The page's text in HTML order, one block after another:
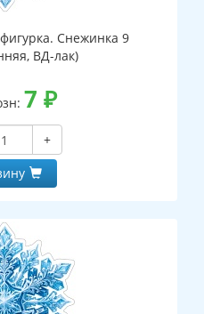
Снежинка 9
ВД-лак)
7 ₽
+